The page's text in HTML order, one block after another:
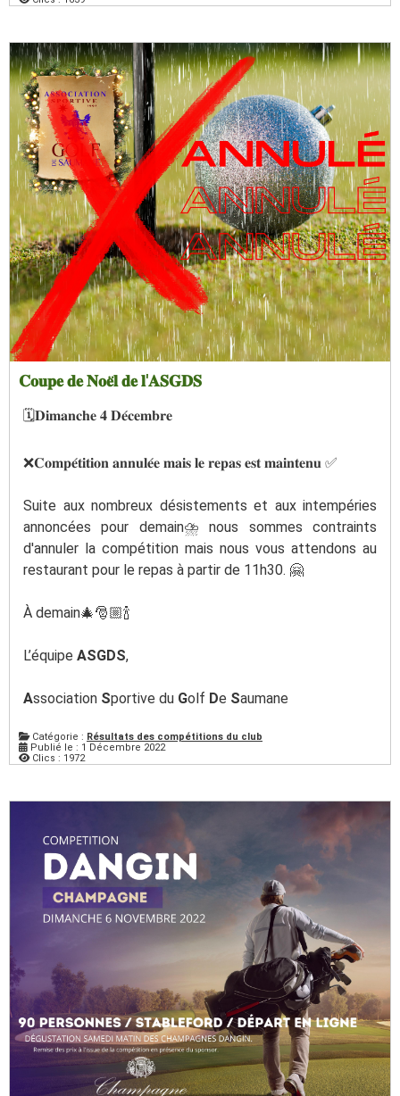
𝐂𝐨𝐮𝐩𝐞 𝐝𝐞 𝐍𝐨𝐞̈𝐥 𝐝𝐞 𝐥'𝐀𝐒𝐆𝐃𝐒
🗓️𝐃𝐢𝐦𝐚𝐧𝐜𝐡𝐞 𝟒 𝐃𝐞́𝐜𝐞𝐦𝐛𝐫𝐞
❌𝐂𝐨𝐦𝐩𝐞́𝐭𝐢𝐭𝐢𝐨𝐧 𝐚𝐧𝐧𝐮𝐥𝐞́𝐞 𝐦𝐚𝐢𝐬 𝐥𝐞 𝐫𝐞𝐩𝐚𝐬 𝐞𝐬𝐭 𝐦𝐚𝐢𝐧𝐭𝐞𝐧𝐮 ✅
Suite aux nombreux désistements et aux intempéries
annoncées pour demain⛈️ nous sommes contraints
d'annuler la compétition mais nous vous attendons au
restaurant pour le repas à partir de 11h30. 🤗
À demain🎄🎅🏼🍾
L’équipe ASGDS,
Association Sportive du Golf De Saumane
Catégorie : Résultats des compétitions du club
Publié le : 1 Décembre 2022
Clics : 1972